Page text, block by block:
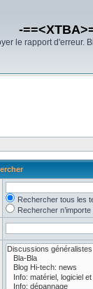
-
le rapport d'erreur.
Rechercher tous les
Rechercher